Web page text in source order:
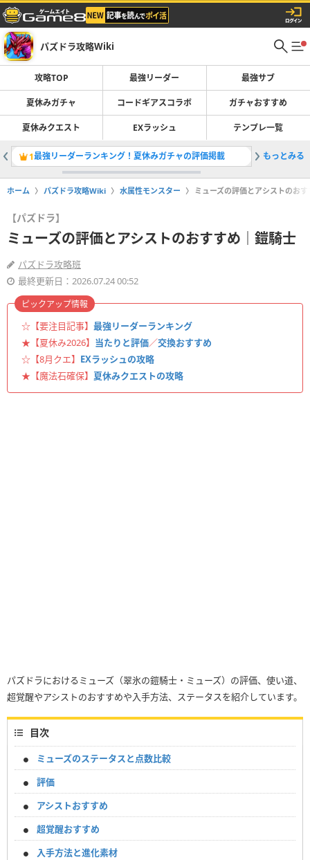
パズドラ攻略Wiki
攻略TOP 最強リーダー 最強サブ
夏休みガチャ コードギアスコラボ ガチャおすすめ
夏休みクエスト EXラッシュ テンプレ一覧
1最強リーダーランキング！夏休みガチャの評価掲載 2夏休み
もっとみる
ホーム パズドラ攻略Wiki 水属性モンスター ミューズの評価とアシストのお
【パズドラ】
ミューズの評価とアシストのおすすめ｜鎧騎士
パズドラ攻略班
最終更新日：2026.07.24 00:52
☆【要注目記事】 最強リーダーランキング
★【夏休み2026】 当たりと評価／交換おすすめ
☆【8月クエ】 EXラッシュの攻略
★【魔法石確保】 夏休みクエストの攻略
ピックアップ情報
パズドラにおけるミューズ（翠氷の鎧騎士・ミューズ）の評価、使い道、
超覚醒やアシストのおすすめや入手方法、ステータスを紹介しています。
目次
ミューズのステータスと点数比較
評価
アシストおすすめ
超覚醒おすすめ
入手方法と進化素材